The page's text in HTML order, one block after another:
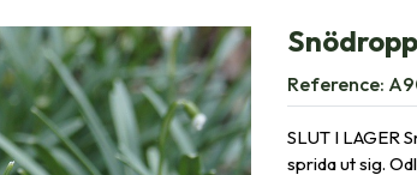
Reference:
SLUT I LAGER
sprida ut sig.